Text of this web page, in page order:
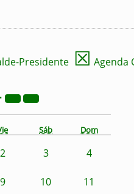
Presidente ☒ Agenda
Sáb Dom
2 3 4
9 10 11